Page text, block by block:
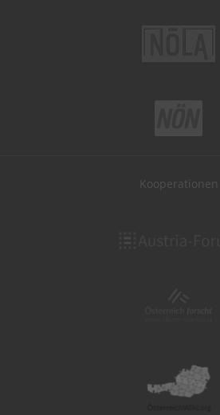
Kooperationen